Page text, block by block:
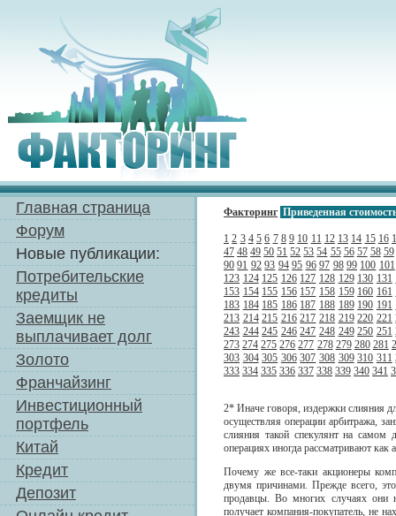
Главная страница
Форум
Новые публикации:
Потребительские
кредиты
Заемщик не
выплачивает долг
Золото
Франчайзинг
Инвестиционный
портфель
Китай
Кредит
Депозит
Факторинг Приведенная
1 2 3 4 5 6 7 8 9 10 11 12 13 14 15 16
47 48 49 50 51 52 53 54 55 56 57 58 59
90 91 92 93 94 95 96 97 98 99 100 101
123 124 125 126 127 128 129 130 131
153 154 155 156 157 158 159 160 161
183 184 185 186 187 188 189 190 191
213 214 215 216 217 218 219 220 221
243 244 245 246 247 248 249 250 251
273 274 275 276 277 278 279 280 281
303 304 305 306 307 308 309 310 311
333 334 335 336 337 338 339 340 341
2* Иначе говоря, издержки слияния
осуществляя операции арбитража,
слияния такой спекулянт на самом
операциях иногда рассматривают как
Почему же все-таки акционеры
двумя причинами. Прежде всего,
продавцы. Во многих случаях они
получает компания-покупатель, не